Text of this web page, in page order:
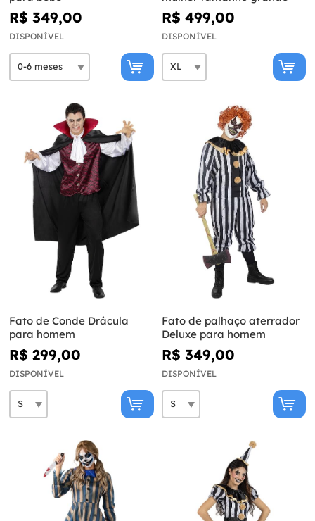
R$ 349,00
DISPONÍVEL
R$ 499,00
DISPONÍVEL
Fato de Conde Drácula
para homem
R$ 299,00
DISPONÍVEL
Fato de palhaço aterrador
Deluxe para homem
R$ 349,00
DISPONÍVEL